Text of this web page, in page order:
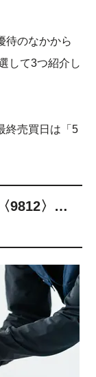
待のなかから
して3つ紹介し
終売買日は「5
9812〉…